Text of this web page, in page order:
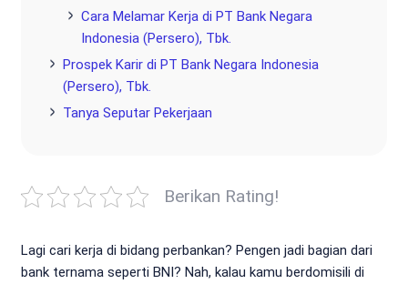
Cara Melamar Kerja di PT Bank Negara
Indonesia (Persero), Tbk.
Prospek Karir di PT Bank Negara Indonesia
(Persero), Tbk.
Tanya Seputar Pekerjaan
Berikan Rating!
Lagi cari kerja di bidang perbankan? Pengen jadi bagian dari
bank ternama seperti BNI? Nah, kalau kamu berdomisili di